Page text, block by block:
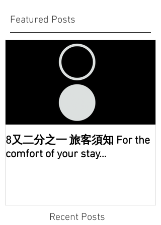
Featured Posts
8又二分之一 旅客須知 For the
comfort of your stay…
Recent Posts